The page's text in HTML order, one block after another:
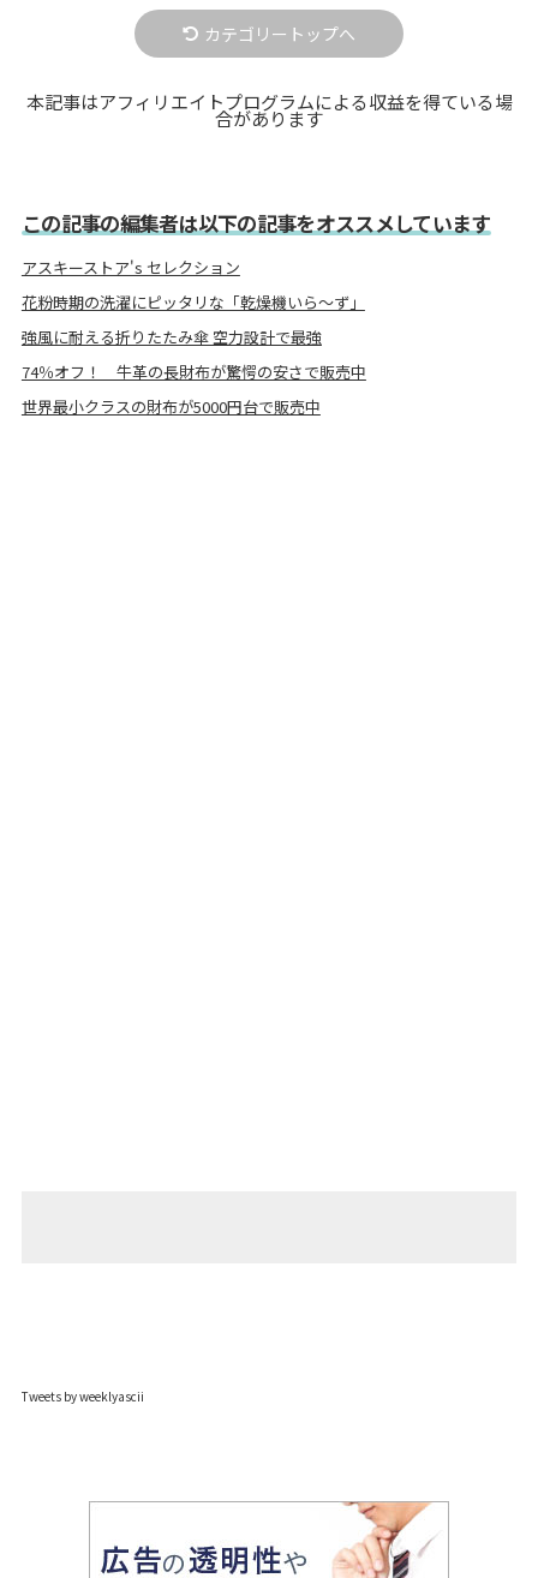
カテゴリートップへ
本記事はアフィリエイトプログラムによる収益を得ている場
合があります
この記事の編集者は以下の記事をオススメしています
アスキーストア's セレクション
花粉時期の洗濯にピッタリな「乾燥機いら〜ず」
強風に耐える折りたたみ傘 空力設計で最強
74％オフ！ 牛革の長財布が驚愕の安さで販売中
世界最小クラスの財布が5000円台で販売中
Tweets by weeklyascii